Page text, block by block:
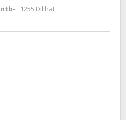
-
1255 Dilihat